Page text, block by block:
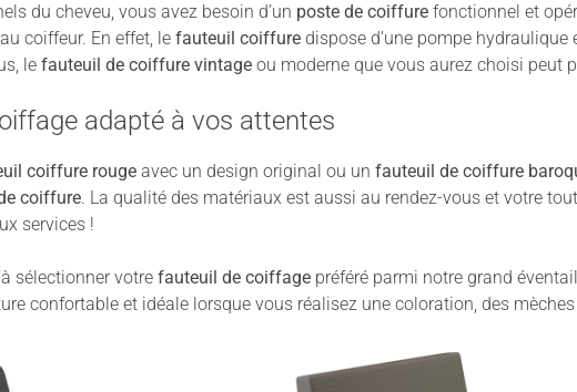
du cheveu, vous avez besoin d’un poste de coiffure fonctionnel et
coiffeur. En effet, le fauteuil coiffure dispose d’une pompe
le fauteuil de coiffure vintage ou moderne que vous aurez choisi peut
adapté à vos attentes
coiffure rouge avec un design original ou un fauteuil de coiffure
coiffure. La qualité des matériaux est aussi au rendez-vous et votre
services !
sélectionner votre fauteuil de coiffage préféré parmi notre grand
confortable et idéale lorsque vous réalisez une coloration, des